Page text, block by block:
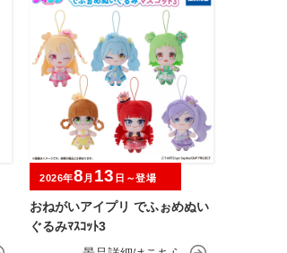
おねがいアイプリ でふぉめぬい
ぐるみﾏｽｺｯﾄ3
2026年8 月 13 日～登場